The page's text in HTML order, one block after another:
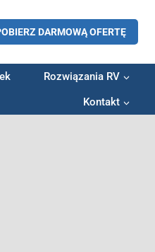
DARMOWĄ OFERTĘ
Rozwiązania RV
Kontakt